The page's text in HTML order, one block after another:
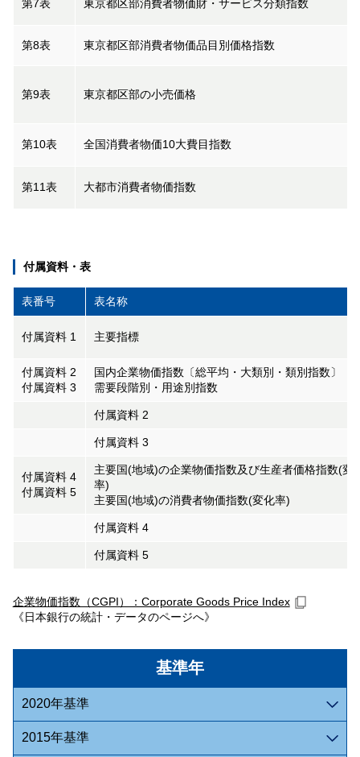
基準年
2020年基準
2015年基準
第7表 東京都区部消費者物価財・サービス分類指数
第8表 東京都区部消費者物価品目別価格指数
第9表 東京都区部の小売価格
第10表 全国消費者物価10大費目指数
第11表 大都市消費者物価指数
付属資料・表
表番号 表名称
付属資料 1 主要指標
付属資料 2
付属資料 3
国内企業物価指数〔総平均・大類別・類別指数〕
需要段階別・用途別指数
付属資料 2
付属資料 3
付属資料 4
付属資料 5
主要国(地域)の企業物価指数及び生産者価格指数(変
率)
主要国(地域)の消費者物価指数(変化率)
付属資料 4
付属資料 5
企業物価指数（CGPI）：Corporate Goods Price Index
《日本銀行の統計・データのページへ》